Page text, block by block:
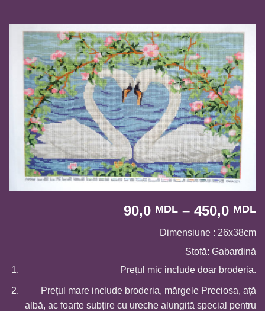
90,0 MDL – 450,0 MDL
Dimensiune : 26x38cm
Stofă: Gabardină
Prețul mic include doar broderia.
Prețul mare include broderia, mărgele Preciosa, ață
albă, ac foarte subțire cu ureche alungită special pentru